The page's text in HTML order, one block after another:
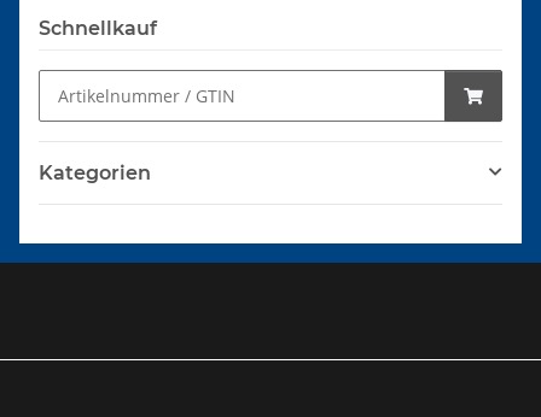
Schnellkauf
Kategorien